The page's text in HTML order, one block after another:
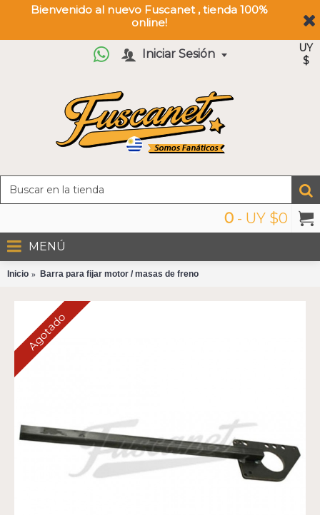
Bienvenido al nuevo Fuscanet , tienda 100%
online!
UY
$
Iniciar Sesión
0 - UY $0
MENÚ
Inicio Barra para fijar motor / masas de freno
Agotado